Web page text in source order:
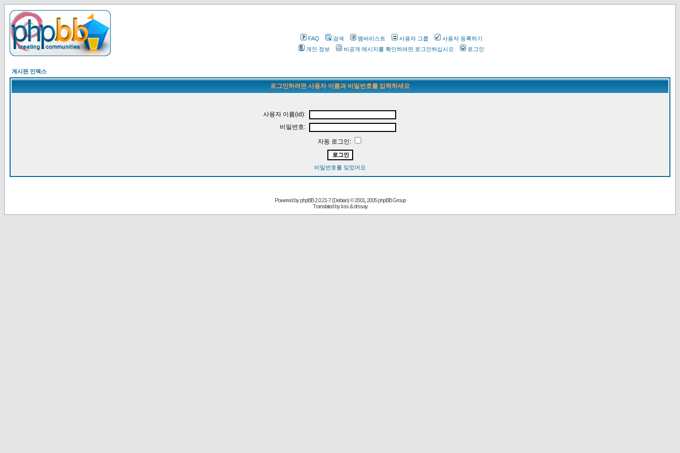
FAQ 검색 멤버리스트 사용자 그룹
사용자 등록하기
개인 정보
비공개 메시지를 확인하려면 로그인하십시오 로그인
게시판 인덱스
로그인하려면 사용자 이름과 비밀번호를 입력하세요
사용자 이름(id):
비밀번호:
자동 로그인:
비밀번호를 잊었어요
Powered byphpBB2.0.21-7 (Debian) © 2001, 2005 phpBB Group
Translated by kss & drssay